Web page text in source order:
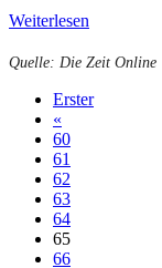
Weiterlesen
Quelle: Die Zeit Online
Erster
«
60
61
62
63
64
65
66